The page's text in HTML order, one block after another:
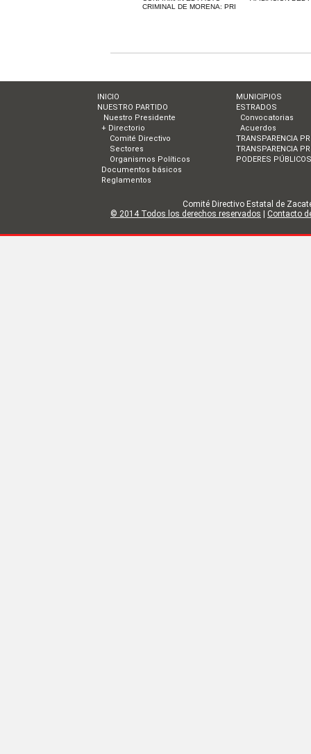
CRIMINAL DE MORENA: PRI
INICIO
NUESTRO PARTIDO
Nuestro Presidente
+ Directorio
Comité Directivo
Sectores
Organismos Políticos
Documentos básicos
Reglamentos
MUNICIPIOS
ESTRADOS
Convocatorias
Acuerdos
TRANSPARENCIA
TRANSPARENCIA
PODERES PÚBLICOS
Comité Directivo Estatal de
© 2014 Todos los derechos reservados
Contacto